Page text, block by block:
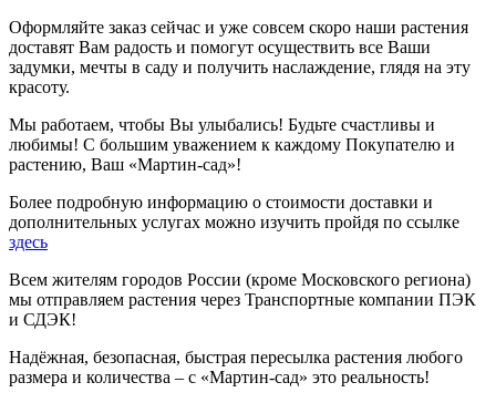
Оформляйте заказ сейчас и уже совсем скоро наши растения
доставят Вам радость и помогут осуществить все Ваши
задумки, мечты в саду и получить наслаждение, глядя на эту
красоту.
Мы работаем, чтобы Вы улыбались! Будьте счастливы и
любимы! С большим уважением к каждому Покупателю и
растению, Ваш «Мартин-сад»!
Более подробную информацию о стоимости доставки и
дополнительных услугах можно изучить пройдя по ссылке
здесь
Всем жителям городов России (кроме Московского региона)
мы отправляем растения через Транспортные компании ПЭК
и СДЭК!
Надёжная, безопасная, быстрая пересылка растения любого
размера и количества – с «Мартин-сад» это реальность!